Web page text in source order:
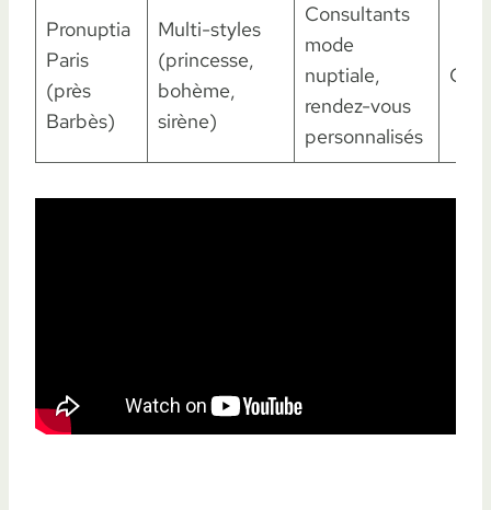
Pronuptia
Paris
(près
Barbès)
Multi-styles
(princesse,
bohème,
sirène)
Consultants
mode
nuptiale,
rendez-vous
personnalisés
Oui